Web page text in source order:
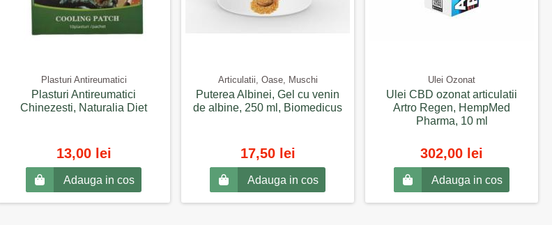
Plasturi Antireumatici
Plasturi Antireumatici
Chinezesti, Naturalia Diet
13,00 lei
Adauga in cos
Articulatii, Oase, Muschi
Puterea Albinei, Gel cu venin
de albine, 250 ml, Biomedicus
17,50 lei
Adauga in cos
Ulei Ozonat
Ulei CBD ozonat articulatii
Artro Regen, HempMed
Pharma, 10 ml
302,00 lei
Adauga in cos